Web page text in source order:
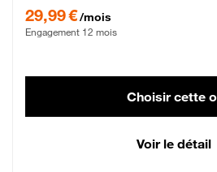
29,99 €/mois
Engagement 12 mois
Choisir cette
Voir le détail